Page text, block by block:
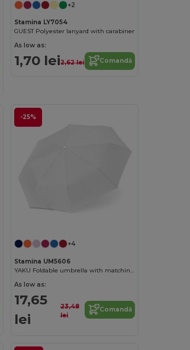
+2
Stamina LY7054
GUEST Polyester lanyard with carabiner
As low as:
1,70 lei2,62 lei Comandă
-25%
+4
Stamina UM5606
YAKU Foldable umbrella with matching pouch
As low as:
17,65
lei
23,48
lei
Comandă